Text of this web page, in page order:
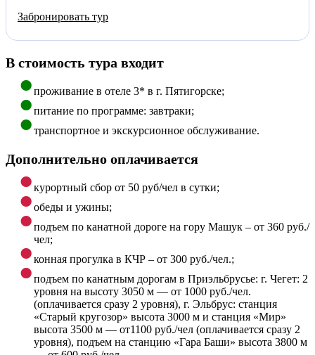
Забронировать тур
В стоимость тура входит
проживание в отеле 3* в г. Пятигорске;
питание по программе: завтраки;
транспортное и экскурсионное обслуживание.
Дополнительно оплачивается
курортный сбор от 50 руб/чел в сутки;
обеды и ужины;
подъем по канатной дороге на гору Машук – от 360 руб./
чел;
конная прогулка в КЧР – от 300 руб./чел.;
подъем по канатным дорогам в Приэльбрусье: г. Чегет: 2
уровня на высоту 3050 м — от 1000 руб./чел.
(оплачивается сразу 2 уровня), г. Эльбрус: станция
«Старый кругозор» высота 3000 м и станция «Мир»
высота 3500 м — от1100 руб./чел (оплачивается сразу 2
уровня), подъем на станцию «Гара Баши» высота 3800 м